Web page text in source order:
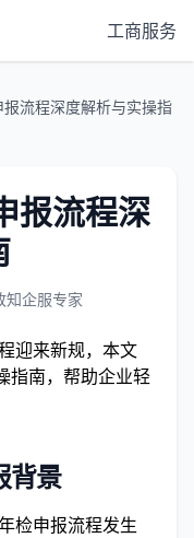
工商服务
流程深度解析与实操指
报流程深
知企服专家
迎来新规，本文
指南，帮助企业轻
背景
检申报流程发生